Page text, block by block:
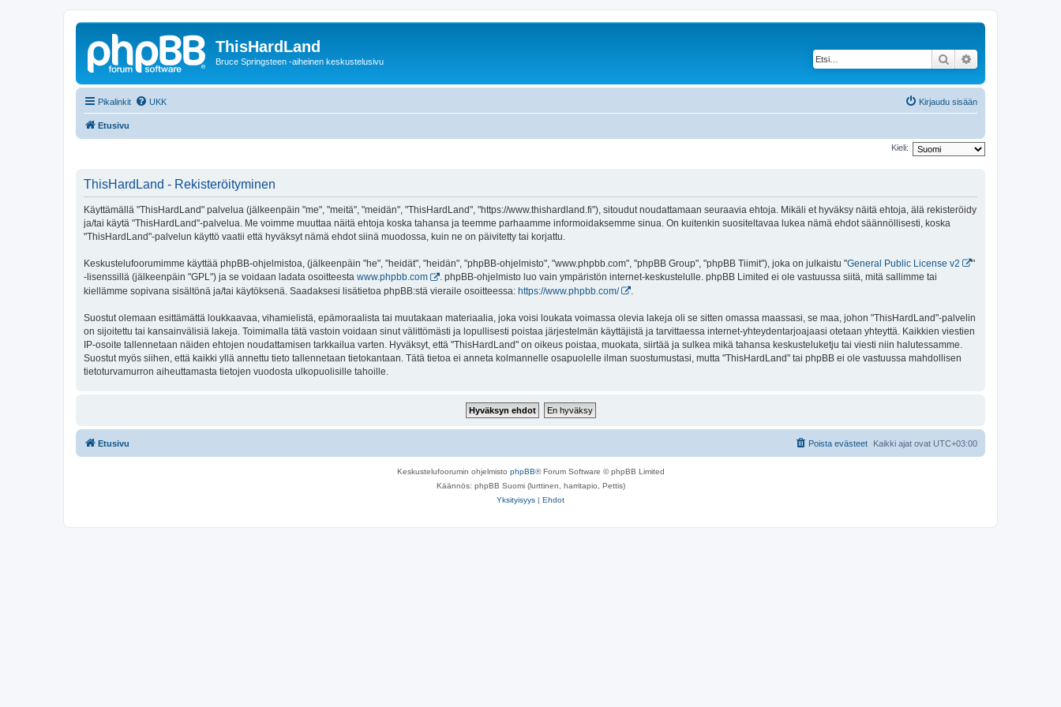
ThisHardLand
Bruce Springsteen -aiheinen keskustelusivu Etsi
Pikalinkit UKK Kirjaudu sisään
Etusivu
Kieli:
ThisHardLand - Rekisteröityminen
Käyttämällä "ThisHardLand" palvelua (jälkeenpäin "me", "meitä", "meidän", "ThisHardLand", "https://www.thishardland.fi"), sitoudut noudattamaan seuraavia ehtoja. Mikäli et hyväksy näitä ehtoja, älä rekisteröidy
ja/tai käytä "ThisHardLand"-palvelua. Me voimme muuttaa näitä ehtoja koska tahansa ja teemme parhaamme informoidaksemme sinua. On kuitenkin suositeltavaa lukea nämä ehdot säännöllisesti, koska
"ThisHardLand"-palvelun käyttö vaatii että hyväksyt nämä ehdot siinä muodossa, kuin ne on päivitetty tai korjattu.
Keskustelufoorumimme käyttää phpBB-ohjelmistoa, (jälkeenpäin "he", "heidät", "heidän", "phpBB-ohjelmisto", "www.phpbb.com", "phpBB Group", "phpBB Tiimit"), joka on julkaistu "General Public License v2
"
-lisenssillä (jälkeenpäin "GPL") ja se voidaan ladata osoitteesta www.phpbb.com
. phpBB-ohjelmisto luo vain ympäristön internet-keskustelulle. phpBB Limited ei ole vastuussa siitä, mitä sallimme tai
kiellämme sopivana sisältönä ja/tai käytöksenä. Saadaksesi lisätietoa phpBB:stä vieraile osoitteessa: https://www.phpbb.com/
Suostut olemaan esittämättä loukkaavaa, vihamielistä, epämoraalista tai muutakaan materiaalia, joka voisi loukata voimassa olevia lakeja oli se sitten omassa maassasi, se maa, johon "ThisHardLand"-palvelin
on sijoitettu tai kansainvälisiä lakeja. Toimimalla tätä vastoin voidaan sinut välittömästi ja lopullisesti poistaa järjestelmän käyttäjistä ja tarvittaessa internet-yhteydentarjoajaasi otetaan yhteyttä. Kaikkien viestien
IP-osoite tallennetaan näiden ehtojen noudattamisen tarkkailua varten. Hyväksyt, että "ThisHardLand" on oikeus poistaa, muokata, siirtää ja sulkea mikä tahansa keskusteluketju tai viesti niin halutessamme.
Suostut myös siihen, että kaikki yllä annettu tieto tallennetaan tietokantaan. Tätä tietoa ei anneta kolmannelle osapuolelle ilman suostumustasi, mutta "ThisHardLand" tai phpBB ei ole vastuussa mahdollisen
tietoturvamurron aiheuttamasta tietojen vuodosta ulkopuolisille tahoille.
Etusivu Kaikki ajat ovat UTC+03:00
Poista evästeet
Keskustelufoorumin ohjelmisto phpBB® Forum Software © phpBB Limited
Käännös: phpBB Suomi (lurttinen, harritapio, Pettis)
Yksityisyys | Ehdot